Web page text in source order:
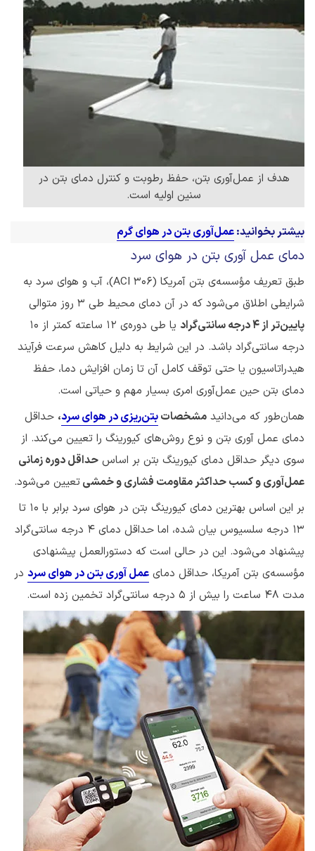
هدف از عمل‌آوری بتن، حفظ رطوبت و کنترل دمای بتن در
سنین اولیه است.
بیشتر بخوانید:عمل‌آوری بتن در هوای گرم
دمای عمل آوری بتن در هوای سرد
طبق تعریف مؤسسه‌ی بتن آمریکا (ACI 306)، آب و هوای سرد به
شرایطی اطلاق می‌شود که در آن دمای محیط طی 3 روز متوالی
پایین‌تر از 4 درجه سانتی‌گراد
یا طی دوره‌ی 12 ساعته کمتر از 10
درجه سانتی‌گراد باشد. در این شرایط به دلیل کاهش سرعت فرآیند
هیدراتاسیون یا حتی توقف کامل آن تا زمان افزایش دما، حفظ
دمای بتن حین عمل‌آوری امری بسیار مهم و حیاتی است.
همان‌طور که می‌دانید مشخصاتبتن‌ریزی در هوای سرد، حداقل
دمای عمل آوری بتن و نوع روش‌های کیورینگ را تعیین می‌کند. از
سوی دیگر حداقل دمای کیورینگ بتن بر اساس حداقل دوره زمانی
عمل‌آوری و کسب حداکثر مقاومت فشاری و خمشیتعیین می‌شود.
بر این اساس بهترین دمای کیورینگ بتن در هوای سرد برابر با 10 تا
13 درجه سلسیوس بیان شده، اما حداقل دمای 4 درجه سانتی‌گراد
پیشنهاد می‌شود. این در حالی است که دستورالعمل‌ پیشنهادی
مؤسسه‌ی بتن آمریکا، حداقل دمای عمل آوری بتن در هوای سرد در
مدت 48 ساعت را بیش از 5 درجه سانتی‌گراد تخمین زده است.